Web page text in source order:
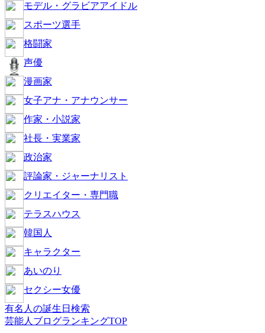
モデル・グラビアアイドル
スポーツ選手
格闘家
声優
漫画家
女子アナ・アナウンサー
作家・小説家
社長・実業家
政治家
評論家・ジャーナリスト
クリエイター・専門職
テラスハウス
韓国人
キャラクター
あいのり
セクシー女優
有名人の誕生日検索
芸能人ブログランキングTOP